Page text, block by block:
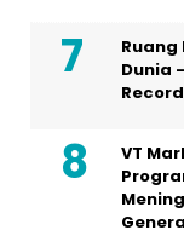
Ruang
Dunia
Record
VT